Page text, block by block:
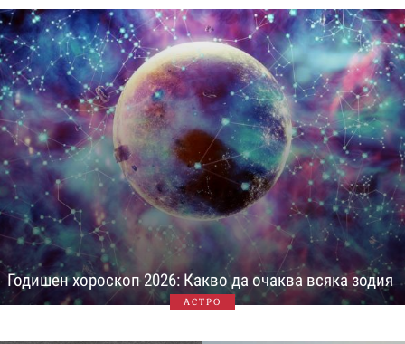
Годишен хороскоп 2026: Какво да очаква всяка зодия
АСТРО